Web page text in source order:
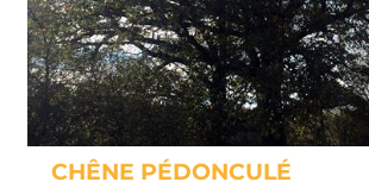
CHÊNE PÉDONCULÉ